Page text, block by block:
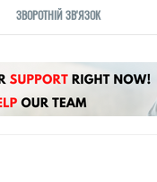
ЗВОРОТНІЙ ЗВ'ЯЗОК